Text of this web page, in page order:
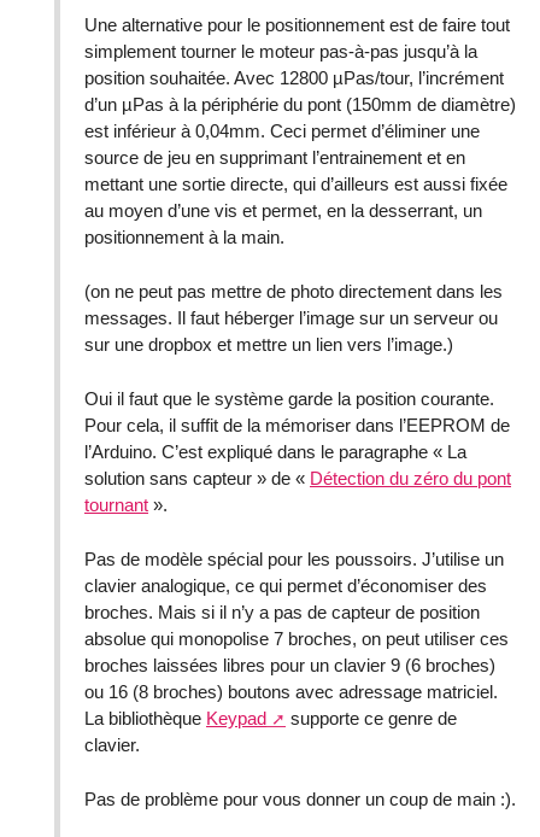
Une alternative pour le positionnement est de faire tout
simplement tourner le moteur pas-à-pas jusqu’à la
position souhaitée. Avec 12800 µPas/tour, l’incrément
d’un µPas à la périphérie du pont (150mm de diamètre)
est inférieur à 0,04mm. Ceci permet d’éliminer une
source de jeu en supprimant l’entrainement et en
mettant une sortie directe, qui d’ailleurs est aussi fixée
au moyen d’une vis et permet, en la desserrant, un
positionnement à la main.
(on ne peut pas mettre de photo directement dans les
messages. Il faut héberger l’image sur un serveur ou
sur une dropbox et mettre un lien vers l’image.)
Oui il faut que le système garde la position courante.
Pour cela, il suffit de la mémoriser dans l’EEPROM de
l’Arduino. C’est expliqué dans le paragraphe « La
solution sans capteur » de « Détection du zéro du pont
tournant ».
Pas de modèle spécial pour les poussoirs. J’utilise un
clavier analogique, ce qui permet d’économiser des
broches. Mais si il n’y a pas de capteur de position
absolue qui monopolise 7 broches, on peut utiliser ces
broches laissées libres pour un clavier 9 (6 broches)
ou 16 (8 broches) boutons avec adressage matriciel.
La bibliothèque Keypad
supporte ce genre de
clavier.
Pas de problème pour vous donner un coup de main :).